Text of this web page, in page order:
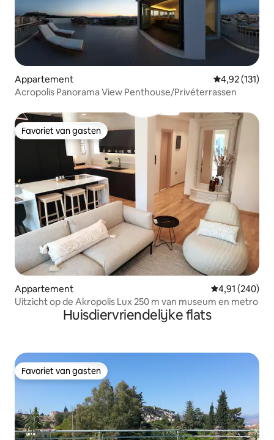
Appartement Gemiddelde
4,92 (131)
Acropolis Panorama View Penthouse/Privéterrassen
Favoriet van gasten
Favoriet van gasten
Appartement Gemiddelde
4,91 (240)
Uitzicht op de Akropolis Lux 250 m van museum en metro
Huisdiervriendelijke flats
Favoriet van gasten
Favoriet van gasten